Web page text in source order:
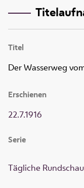
Titel
Der Wasserweg
Erschienen
22.7.1916
Serie
Tägliche Rundschau